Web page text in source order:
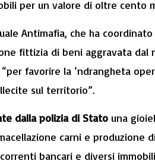
per un valore di oltre cento
Antimafia, che ha
fittizia di beni aggravata dal
favorire la ‘ndrangheta
sul territorio”.
dalla polizia di Stato una
carni e produzione
bancari e diversi